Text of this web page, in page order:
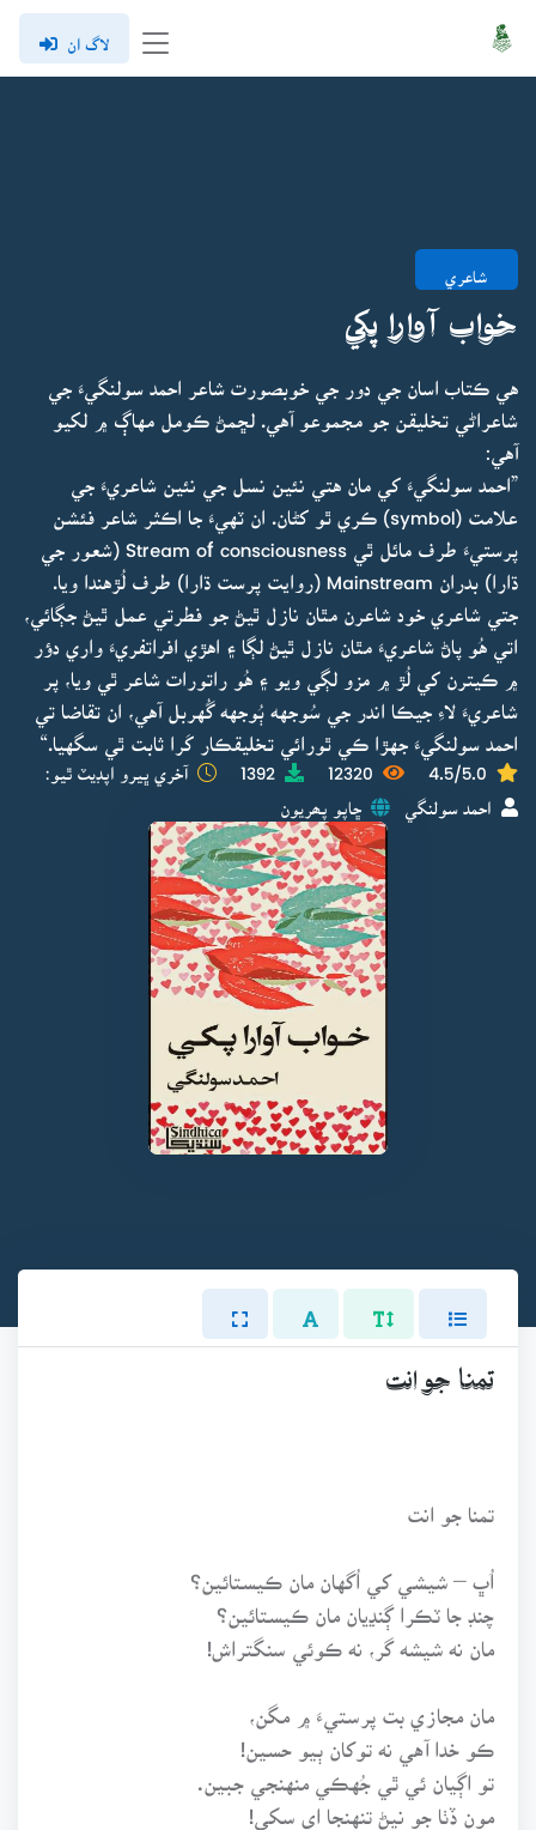
لاگ ان
شاعري
خواب آوارا پکي
هي ڪتاب اسان جي دور جي خوبصورت شاعر احمد سولنگيءَ جي
شاعراڻي تخليقن جو مجموعو آهي. لڇمڻ ڪومل مهاڳ ۾ لکيو
آهي:
”احمد سولنگيءَ کي مان هتي نئين نسل جي نئين شاعريءَ جي
علامت (symbol) ڪري ٿو کڻان. ان ٽهيءَ جا اڪثر شاعر فئشن
پرستيءَ طرف مائل ٿي Stream of consciousness (شعور جي
ڌارا) بدران Mainstream (روايت پرست ڌارا) طرف لُڙهندا ويا.
جتي شاعري خود شاعرن مٿان نازل ٿيڻ جو فطرتي عمل ٿيڻ جڳائي،
اتي هُو پاڻ شاعريءَ مٿان نازل ٿيڻ لڳا ۽ اهڙي افراتفريءَ واري دؤر
۾ ڪيترن کي لُڙ ۾ مزو لڳي ويو ۽ هُو راتورات شاعر ٿي ويا، پر
شاعريءَ لاءِ جيڪا اندر جي سُوجهه ٻُوجهه گُهربل آهي، ان تقاضا تي
احمد سولنگيءَ جهڙا ڪي ٿورائي تخليقڪار کَرا ثابت ٿي سگهيا.“
4.5/5.0
12320
1392 آخري ڀيرو اپڊيٽ ٿيو:
احمد سولنگي ڇاپو پھريون
تمنا جو انت
تمنا جو انت
اُڀ – شيشي کي اُگهان مان ڪيستائين؟
چنڊ جا ٽڪرا ڳنڍيان مان ڪيستائين؟
مان نه شيشه گر، نه ڪوئي سنگتراش!
مان مجازي بت پرستيءَ ۾ مگن،
ڪو خدا آهي نه توکان ٻيو حسين!
تو اڳيان ئي ٿي جُهڪي منهنجي جبين.
مون ڏٺا جو نيڻ تنهنجا اي سکي!